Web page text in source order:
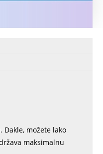
možete lako
maksimalnu